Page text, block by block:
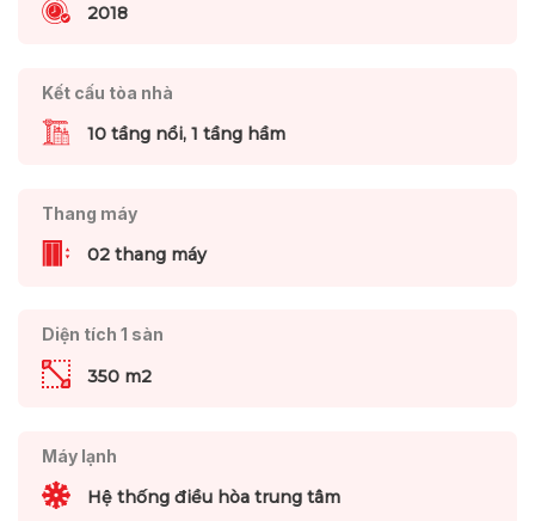
2018
Kết cấu tòa nhà
10 tầng nổi, 1 tầng hầm
Thang máy
02 thang máy
Diện tích 1 sàn
350 m2
Máy lạnh
Hệ thống điều hòa trung tâm